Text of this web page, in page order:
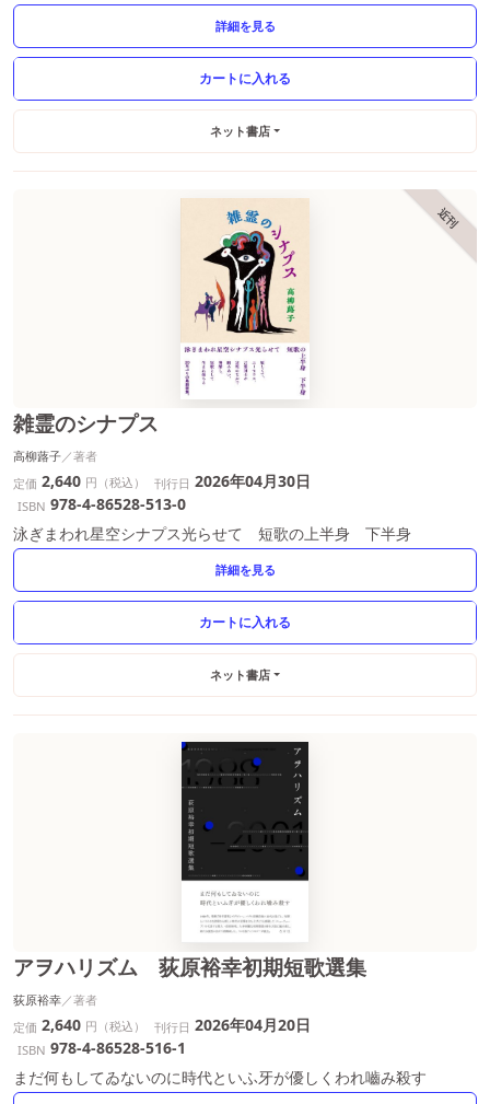
詳細を見る
ネット書店
近刊
雑霊のシナプス
高柳蕗子
定価 2,640 円（税込） 刊行日 2026年04月30日
ISBN 978-4-86528-513-0
泳ぎまわれ星空シナプス光らせて 短歌の上半身 下半身
詳細を見る
ネット書店
アヲハリズム 荻原裕幸初期短歌選集
荻原裕幸
定価 2,640 円（税込） 刊行日 2026年04月20日
ISBN 978-4-86528-516-1
まだ何もしてゐないのに時代といふ牙が優しくわれ嚙み殺す